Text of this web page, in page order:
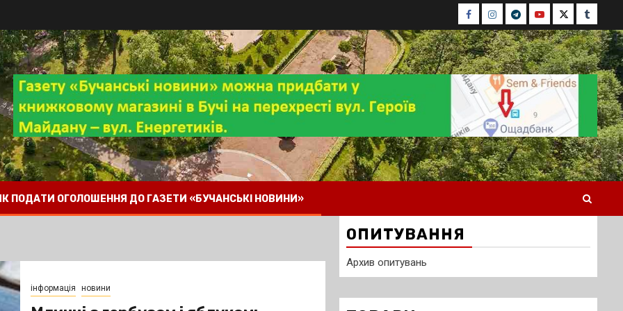
Facebook
Instagram
TelegramYoutubeTwitterTumblr
ПОДАТИ ОГОЛОШЕННЯ ДО ГАЗЕТИ «БУЧАНСЬКІ НОВИНИ»
інформація новини
ОПИТУВАННЯ
Архив опитувань